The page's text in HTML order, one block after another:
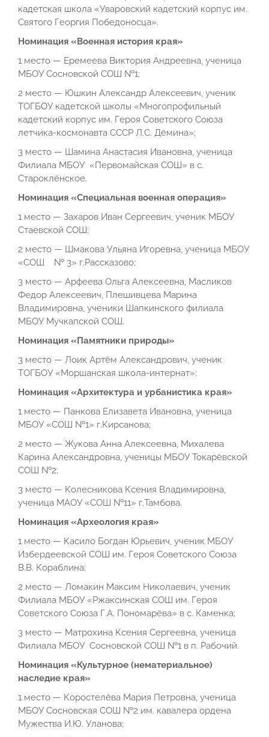
кадетская школа «Уваровский кадетский корпус им.
Святого Георгия Победоносца».
Номинация «Военная история края»
1 место — Еремеева Виктория Андреевна, ученица
МБОУ Сосновской СОШ №1;
2 место — Юшкин Александр Алексеевич, ученик
ТОГБОУ кадетской школы «Многопрофильный
кадетский корпус им. Героя Советского Союза
летчика-космонавта СССР Л.С. Дёмина»;
3 место — Шамина Анастасия Ивановна, ученица
Филиала МБОУ «Первомайская СОШ» в с.
Староклёнское.
Номинация «Специальная военная операция»
1 место — Захаров Иван Сергеевич, ученик МБОУ
Стаевской СОШ;
2 место — Шмакова Ульяна Игоревна, ученица МБОУ
«СОШ № 3» г.Рассказово;
3 место — Арфеева Ольга Алексеевна, Масликов
Федор Алексеевич, Плешивцева Марина
Владимировна, ученики Шапкинского филиала
МБОУ Мучкапской СОШ.
Номинация «Памятники природы»
3 место — Лоик Артём Александрович, ученик
ТОГБОУ «Моршанская школа-интернат»;
Номинация «Архитектура и урбанистика края»
1 место — Панкова Елизавета Ивановна, ученица
МБОУ «СОШ №1» г.Кирсанова;
2 место — Жукова Анна Алексеевна, Михалева
Карина Александровна, ученицы МБОУ Токарёвской
СОШ №2;
3 место — Колесникова Ксения Владимировна,
ученица МАОУ «СОШ №11» г.Тамбова.
Номинация «Археология края»
1 место — Касило Богдан Юрьевич, ученик МБОУ
Избердеевской СОШ им. Героя Советского Союза
В.В. Кораблина;
2 место — Ломакин Максим Николаевич, ученик
Филиала МБОУ «Ржаксинская СОШ им. Героя
Советского Союза Г.А. Пономарёва» в с. Каменка;
3 место — Матрохина Ксения Сергеевна, ученица
Филиала МБОУ Сосновской СОШ №1 в п. Рабочий.
Номинация «Культурное (нематериальное)
наследие края»
1 место — Коростелёва Мария Петровна, ученица
МБОУ Сосновская СОШ №2 им. кавалера ордена
Мужества И.Ю. Уланова;